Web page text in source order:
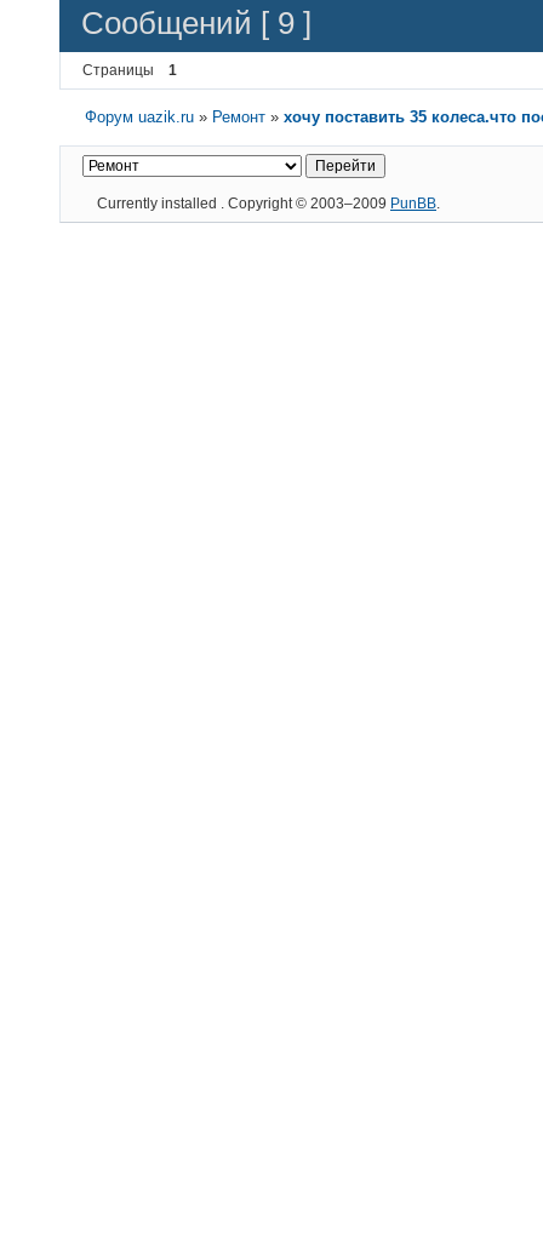
Сообщений [ 9 ]
Страницы 1
Форум uazik.ru » Ремонт » хочу поставить 35 колеса.что
Currently installed . Copyright © 2003–2009 PunBB